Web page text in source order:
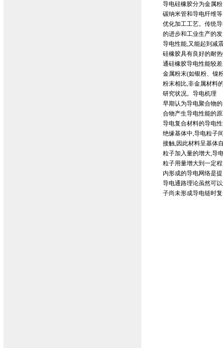
导电硅橡胶分为金属
碳纳米管和导电纤维
优化加工工艺。传统
的进步和工业生产的
导电性能,又能起到减
硅橡胶具有良好的耐
通硅橡胶导电性能较
金属粉末(如银粉、镍
粉末相比,非金属材料
研究状况。导电机理
早期认为导电聚合物
合物产生导电性能的
导电复合材料的导电
绝缘基体中,导电粒子
接触,因此材料呈基体
粒子加入量的增大,导
粒子用量增大到一定
内形成的导电网络是
导电通路理论虽然可
子尚未形成导电链时